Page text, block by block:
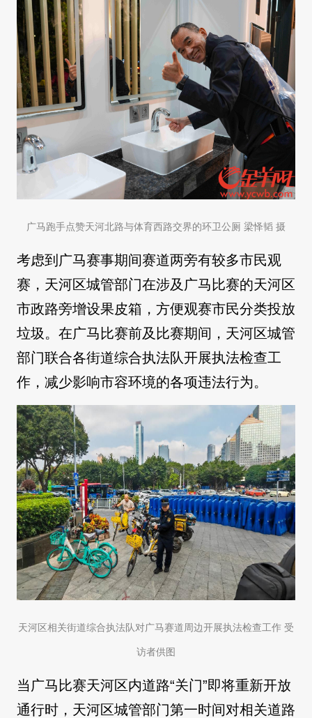
广马跑手点赞天河北路与体育西路交界的环卫公厕 梁怿韬 摄
考虑到广马赛事期间赛道两旁有较多市民观
赛，天河区城管部门在涉及广马比赛的天河区
市政路旁增设果皮箱，方便观赛市民分类投放
垃圾。在广马比赛前及比赛期间，天河区城管
部门联合各街道综合执法队开展执法检查工
作，减少影响市容环境的各项违法行为。
天河区相关街道综合执法队对广马赛道周边开展执法检查工作 受
访者供图
当广马比赛天河区内道路“关门”即将重新开放
通行时，天河区城管部门第一时间对相关道路